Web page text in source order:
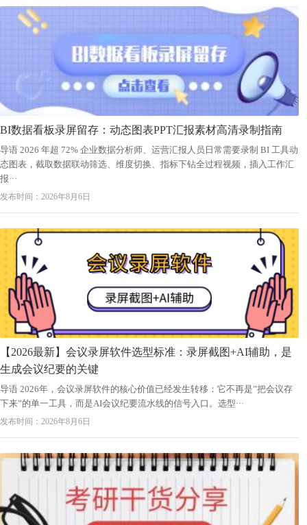
BI数据看板录屏留存：动态图表PPT汇报素材高清录制指南
导语 2026 年超 72% 企业数据分析师、运营汇报人员日常需要录制 BI 工具动
态图表，截取数据联动筛选、维度切换、指标下钻全过程视频，插入工作汇
报···
发布时间：2026年8月6日
【2026最新】会议录屏软件选型标准：录屏截图+AI辅助，是
生成会议纪要的关键
导语 2026年，会议录屏软件的核心价值已经发生转移：它不再是”把会议存
下来”的单一工具，而是AI会议纪要流水线的信号入口。选型···
发布时间：2026年8月6日